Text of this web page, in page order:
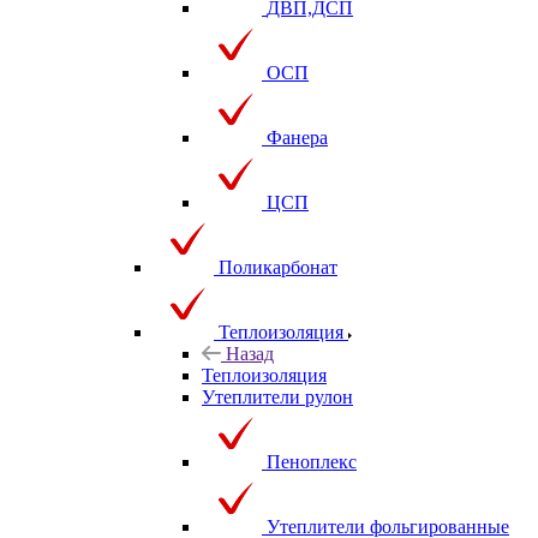
ДВП,ДСП
ОСП
Фанера
ЦСП
Поликарбонат
Теплоизоляция
Назад
Теплоизоляция
Утеплители рулон
Пеноплекс
Утеплители фольгированные